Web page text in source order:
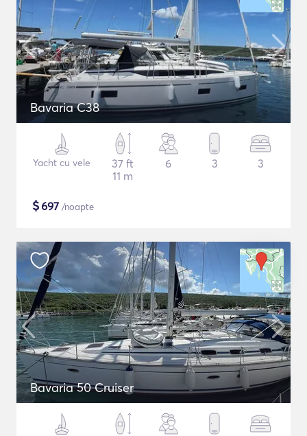
Bavaria C38
Yacht cu vele
37 ft
11 m
6 3 3
$697 /noapte
Bavaria 50 Cruiser